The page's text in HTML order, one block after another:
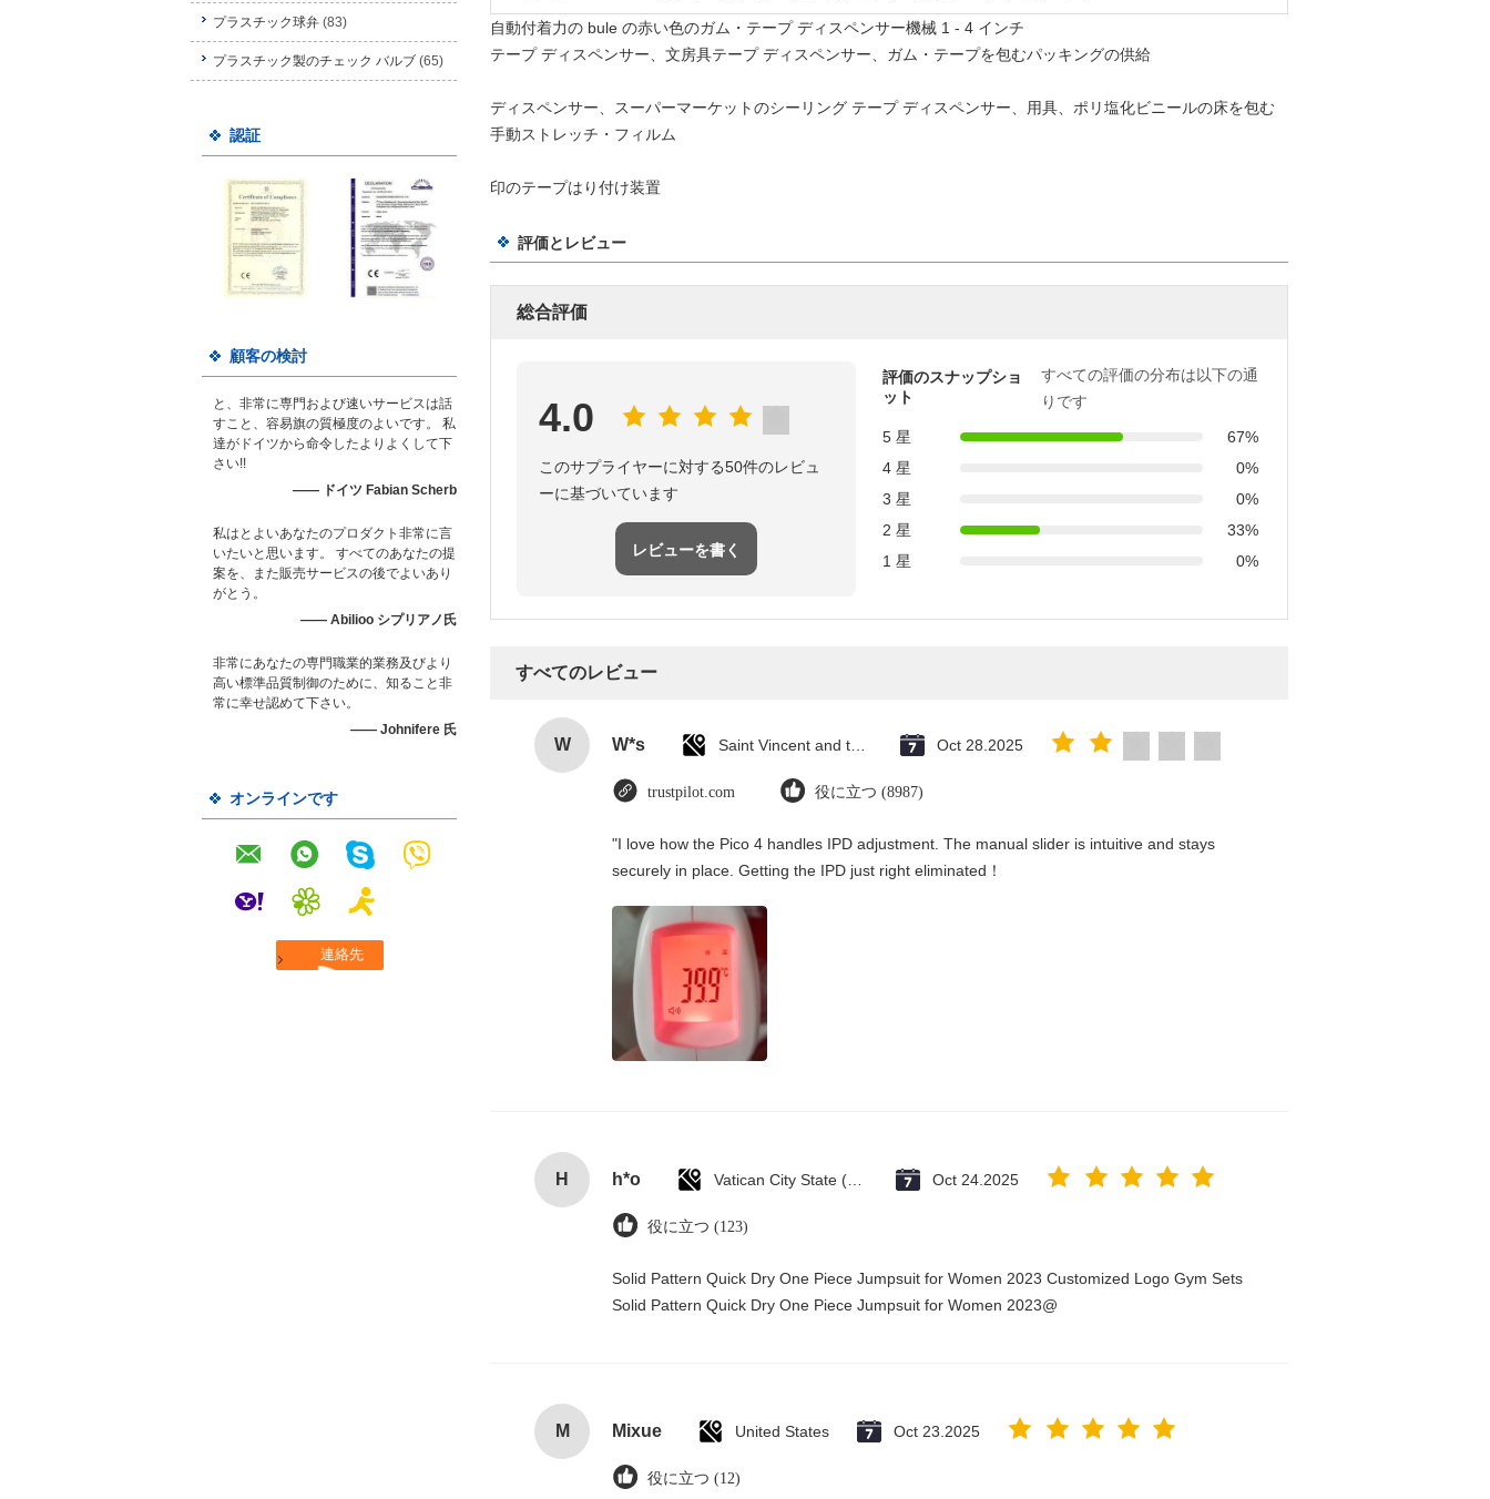
プラスチック球弁 (83)
プラスチック製のチェック バルブ (65)
認証
顧客の検討
と、非常に専門および速いサービスは話
すこと、容易旗の質極度のよいです。 私
達がドイツから命令したよりよくして下
さい!!
—— ドイツ Fabian Scherb
私はとよいあなたのプロダクト非常に言
いたいと思います。 すべてのあなたの提
案を、また販売サービスの後でよいあり
がとう。
—— Abilioo シプリアノ氏
非常にあなたの専門職業的業務及びより
高い標準品質制御のために、知ること非
常に幸せ認めて下さい。
—— Johnifere 氏
オンラインです
自動付着力の bule の赤い色のガム・テープ ディスペンサー機械 1 - 4 インチ
テープ ディスペンサー、文房具テープ ディスペンサー、ガム・テープを包むパッキングの供給
ディスペンサー、スーパーマーケットのシーリング テープ ディスペンサー、用具、ポリ塩化ビニールの床を包む
手動ストレッチ・フィルム
印のテープはり付け装置
評価とレビュー
総合評価
4.0
このサプライヤーに対する50件のレビュ
ーに基づいています
レビューを書く
評価のスナップショ
ット
すべての評価の分布は以下の通
りです
5 星
67%
4 星
0%
3 星
0%
2 星
33%
1 星
0%
すべてのレビュー
W W*s Oct 28.2025
trustpilot.com 役に立つ (8987)
"I love how the Pico 4 handles IPD adjustment. The manual slider is intuitive and stays
securely in place. Getting the IPD just right eliminated！
H h*o Oct 24.2025
役に立つ (123)
Solid Pattern Quick Dry One Piece Jumpsuit for Women 2023 Customized Logo Gym Sets
Solid Pattern Quick Dry One Piece Jumpsuit for Women 2023@
M Mixue United States Oct 23.2025
役に立つ (12)